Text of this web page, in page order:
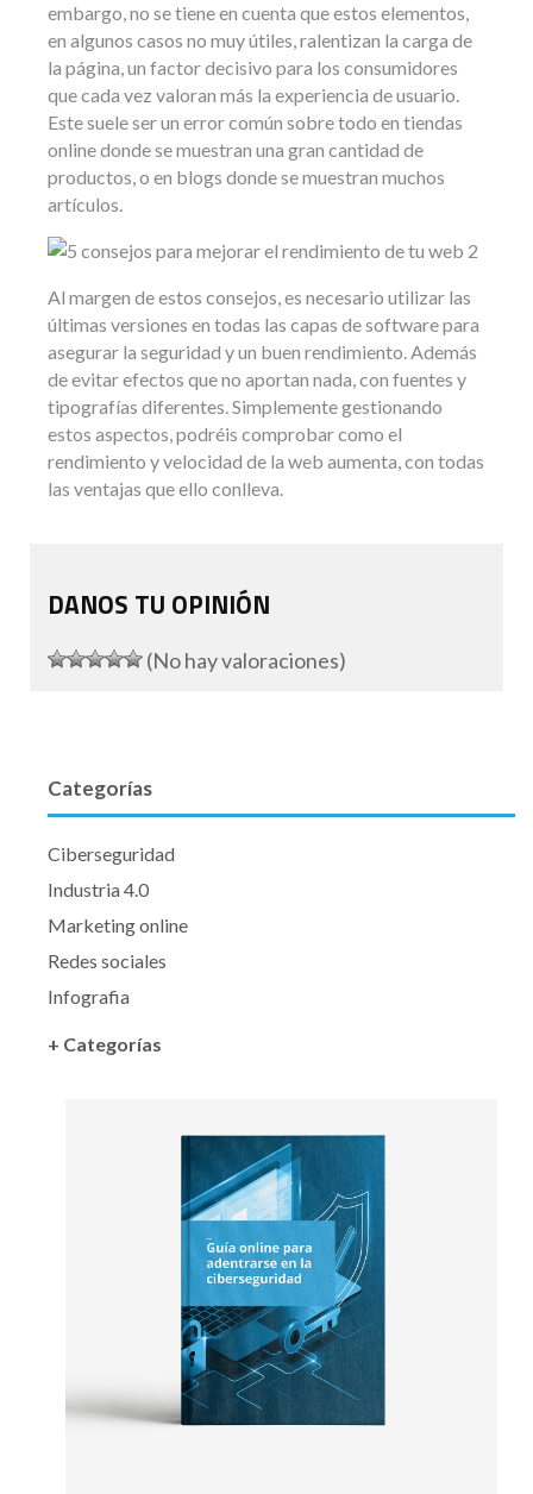
embargo, no se tiene en cuenta que estos elementos,
en algunos casos no muy útiles, ralentizan la carga de
la página, un factor decisivo para los consumidores
que cada vez valoran más la experiencia de usuario.
Este suele ser un error común sobre todo en tiendas
online donde se muestran una gran cantidad de
productos, o en blogs donde se muestran muchos
artículos.
Al margen de estos consejos, es necesario utilizar las
últimas versiones en todas las capas de software para
asegurar la seguridad y un buen rendimiento. Además
de evitar efectos que no aportan nada, con fuentes y
tipografías diferentes. Simplemente gestionando
estos aspectos, podréis comprobar como el
rendimiento y velocidad de la web aumenta, con todas
las ventajas que ello conlleva.
DANOS TU OPINIÓN
(No hay valoraciones)
Categorías
Ciberseguridad
Industria 4.0
Marketing online
Redes sociales
Infografia
+ Categorías